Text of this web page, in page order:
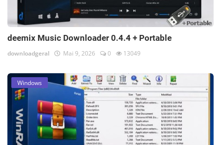
deemix Music Downloader 0.4.4 + Portable
downloadgeral Mai 9, 2026 0 13049
Windows